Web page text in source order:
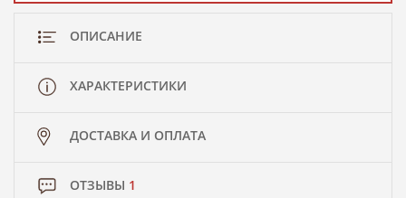
ОПИСАНИЕ
ХАРАКТЕРИСТИКИ
ДОСТАВКА И ОПЛАТА
ОТЗЫВЫ 1